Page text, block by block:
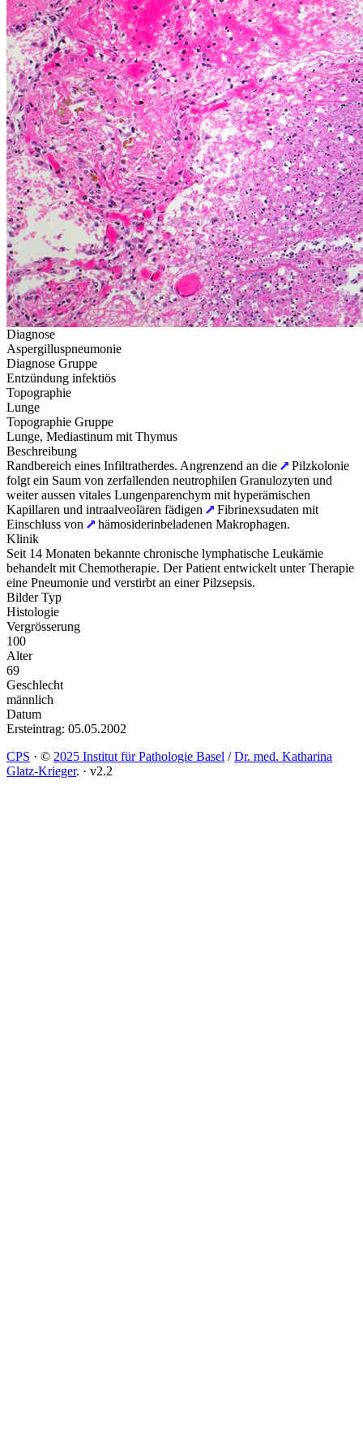
Diagnose
Aspergilluspneumonie
Diagnose Gruppe
Entzündung infektiös
Topographie
Lunge
Topographie Gruppe
Lunge, Mediastinum mit Thymus
Beschreibung
Randbereich eines Infiltratherdes. Angrenzend an die
Pilzkolonie
folgt ein Saum von zerfallenden neutrophilen Granulozyten und
weiter aussen vitales Lungenparenchym mit hyperämischen
Kapillaren und intraalveolären fädigen
Fibrinexsudaten mit
Einschluss von
hämosiderinbeladenen Makrophagen.
Klinik
Seit 14 Monaten bekannte chronische lymphatische Leukämie
behandelt mit Chemotherapie. Der Patient entwickelt unter Therapie
eine Pneumonie und verstirbt an einer Pilzsepsis.
Bilder Typ
Histologie
Vergrösserung
100
Alter
69
Geschlecht
männlich
Datum
Ersteintrag: 05.05.2002
CPS · © 2025 Institut für Pathologie Basel /Dr. med. Katharina
Glatz-Krieger. · v2.2